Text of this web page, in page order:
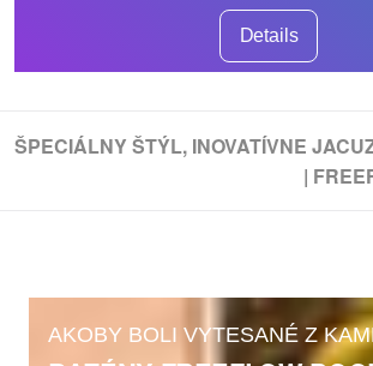
Details
ŠPECIÁLNY ŠTÝL, INOVATÍVNE
|
AKOBY BOLI VYTESANÉ Z